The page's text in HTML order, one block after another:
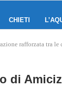
CHIETI
rafforzata tra le
di